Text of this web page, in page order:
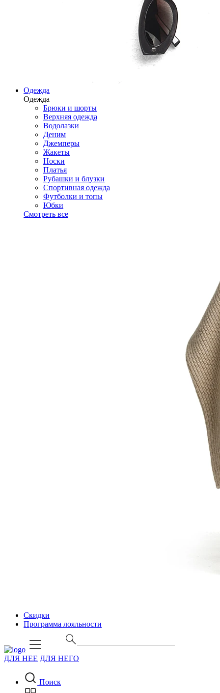
Одежда
Одежда
Брюки и шорты
Верхняя одежда
Водолазки
Деним
Джемперы
Жакеты
Носки
Платья
Рубашки и блузки
Спортивная одежда
Футболки и топы
Юбки
Смотреть все
Скидки
Программа лояльности
ДЛЯ НЕЕ ДЛЯ НЕГО
Поиск